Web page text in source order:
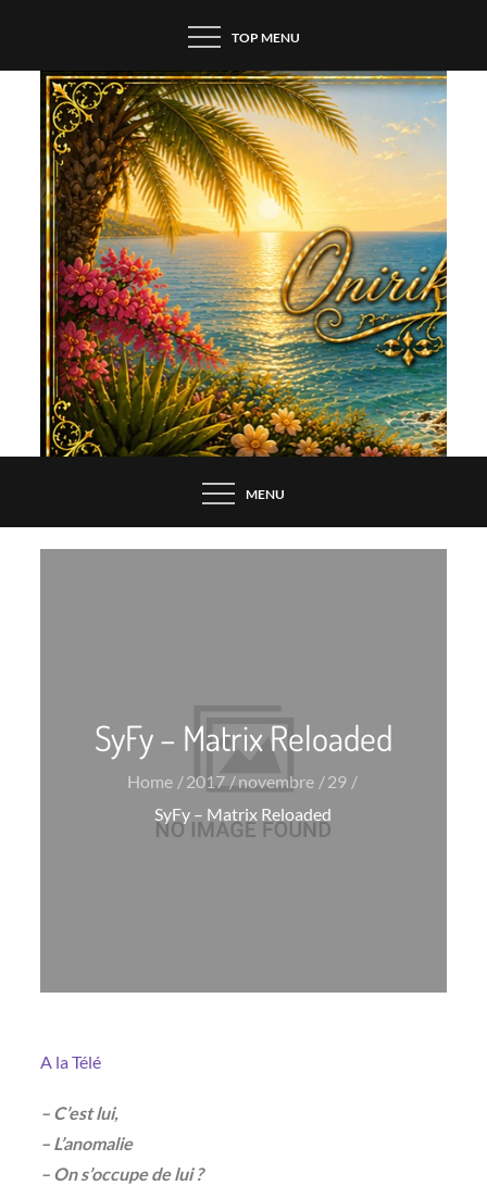
content
TOP MENU
MENU
SyFy – Matrix Reloaded
Home 2017 novembre
29
SyFy – Matrix Reloaded
A la Télé
– C’est lui,
– L’anomalie
– On s’occupe de lui ?